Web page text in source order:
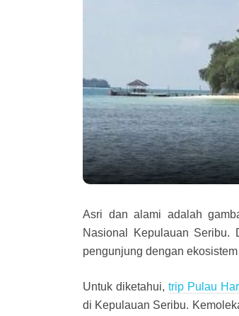
Asri dan alami adalah
Nasional Kepulauan
pengunjung dengan
Untuk diketahui, trip Pulau
di Kepulauan Seribu.